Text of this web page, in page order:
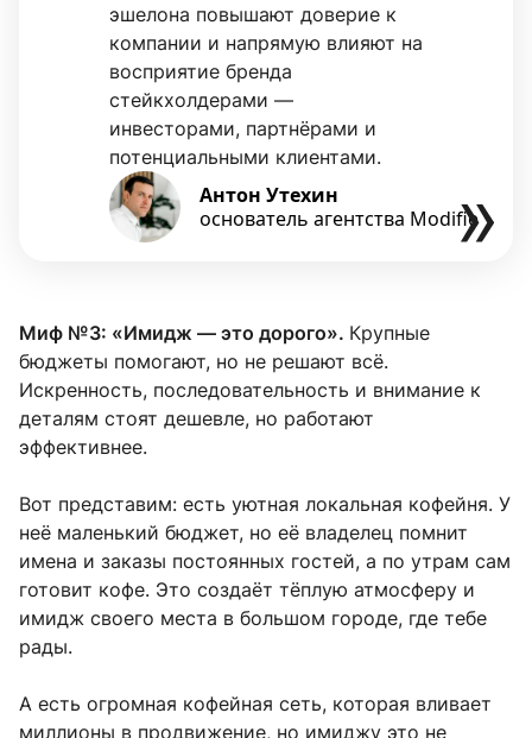
эшелона повышают доверие к
компании и напрямую влияют на
восприятие бренда
стейкхолдерами —
инвесторами, партнёрами и
потенциальными клиентами.
Миф №3: «Имидж — это дорого». Крупные
бюджеты помогают, но не решают всё.
Искренность, последовательность и внимание к
деталям стоят дешевле, но работают
эффективнее.
Вот представим: есть уютная локальная кофейня. У
неё маленький бюджет, но её владелец помнит
имена и заказы постоянных гостей, а по утрам сам
готовит кофе. Это создаёт тёплую атмосферу и
имидж своего места в большом городе, где тебе
рады.
А есть огромная кофейная сеть, которая вливает
миллионы в продвижение, но имиджу это не